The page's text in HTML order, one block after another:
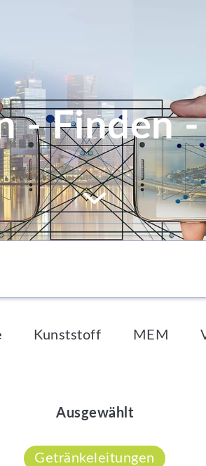
- Finden
to content
Kunststoff MEM
Ausgewählt
Getränkeleitungen